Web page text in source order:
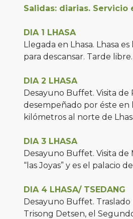
Salidas: diarias. Servicio
DIA 1 LHASA
Llegada en Lhasa. Lhasa
para descansar. Tarde
DIA 2 LHASA
Desayuno Buffet. Visita de
desempeñado por éste en
kilómetros al norte de
DIA 3 LHASA
Desayuno Buffet. Visita
“las Joyas” y es el palacio
DIA 4 LHASA/ TSEDANG
Desayuno Buffet.
Trisong Detsen, el